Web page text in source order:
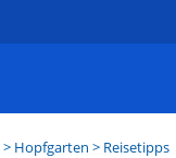
> Hopfgarten > Reisetipps